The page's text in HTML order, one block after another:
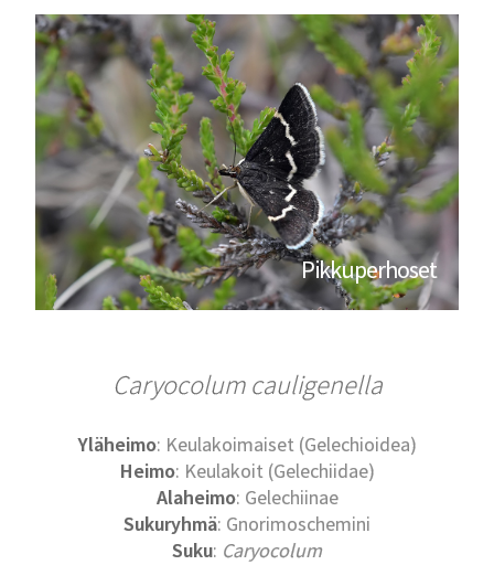
Pikkuperhoset
Caryocolumcauligenella
Yläheimo: Keulakoimaiset (Gelechioidea)
Heimo: Keulakoit (Gelechiidae)
Alaheimo: Gelechiinae
Sukuryhmä: Gnorimoschemini
Suku: Caryocolum